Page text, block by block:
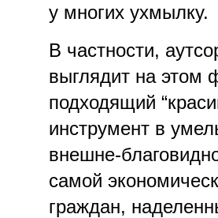
у многих ухмылку.
В частности,
выглядит на этом
подходящий
инструмент в
внешне-
самой
граждан,